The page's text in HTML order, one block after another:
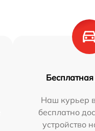
Наш курьер
бесплатно
устройство